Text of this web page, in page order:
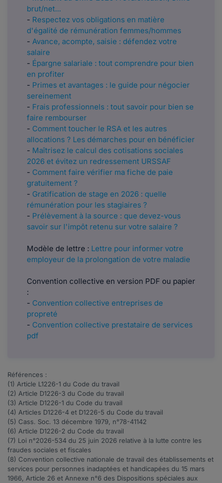
brut/net...
- Respectez vos obligations en matière
d'égalité de rémunération femmes/hommes
- Avance, acompte, saisie : défendez votre
salaire
- Épargne salariale : tout comprendre pour bien
en profiter
- Primes et avantages : le guide pour négocier
sereinement
- Frais professionnels : tout savoir pour bien se
faire rembourser
- Comment toucher le RSA et les autres
allocations ? Les démarches pour en bénéficier
- Maîtrisez le calcul des cotisations sociales
2026 et évitez un redressement URSSAF
- Comment faire vérifier ma fiche de paie
gratuitement ?
- Gratification de stage en 2026 : quelle
rémunération pour les stagiaires ?
- Prélèvement à la source : que devez-vous
savoir sur l'impôt retenu sur votre salaire ?
Modèle de lettre : Lettre pour informer votre
employeur de la prolongation de votre maladie
Convention collective en version PDF ou papier
:
- Convention collective entreprises de
propreté
- Convention collective prestataire de services
pdf
Références :
(1) Article L1226-1 du Code du travail
(2) Article D1226-3 du Code du travail
(3) Article D1226-1 du Code du travail
(4) Articles D1226-4 et D1226-5 du Code du travail
(5) Cass. Soc. 13 décembre 1979, n°78-41142
(6) Article D1226-2 du Code du travail
(7) Loi n°2026-534 du 25 juin 2026 relative à la lutte contre les
fraudes sociales et fiscales
(8) Convention collective nationale de travail des établissements et
services pour personnes inadaptées et handicapées du 15 mars
1966, Article 26 et Annexe n°6 des Dispositions spéciales aux